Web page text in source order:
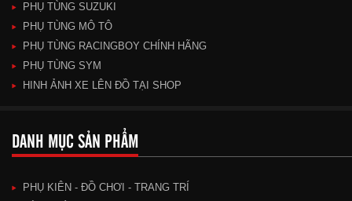
PHỤ TÙNG SUZUKI
PHỤ TÙNG MÔ TÔ
PHỤ TÙNG RACINGBOY CHÍNH HÃNG
PHỤ TÙNG SYM
HINH ẢNH XE LÊN ĐỒ TẠI SHOP
DANH MỤC SẢN PHẨM
PHỤ KIÊN - ĐỒ CHƠI - TRANG TRÍ